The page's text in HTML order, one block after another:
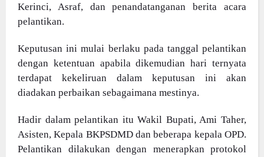
Kerinci, Asraf, dan penandatanganan berita acara
pelantikan.
Keputusan ini mulai berlaku pada tanggal pelantikan
dengan ketentuan apabila dikemudian hari ternyata
terdapat kekeliruan dalam keputusan ini akan
diadakan perbaikan sebagaimana mestinya.
Hadir dalam pelantikan itu Wakil Bupati, Ami Taher,
Asisten, Kepala BKPSDMD dan beberapa kepala OPD.
Pelantikan dilakukan dengan menerapkan protokol